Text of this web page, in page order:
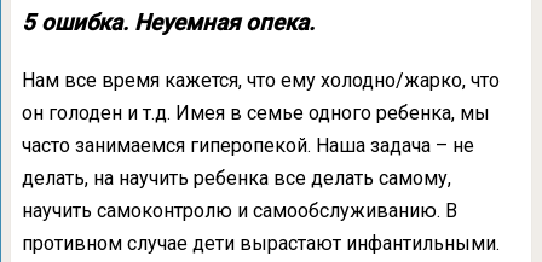
5 ошибка. Неуемная опека.
Нам все время кажется, что ему холодно/жарко, что
он голоден и т.д. Имея в семье одного ребенка, мы
часто занимаемся гиперопекой. Наша задача – не
делать, на научить ребенка все делать самому,
научить самоконтролю и самообслуживанию. В
противном случае дети вырастают инфантильными.